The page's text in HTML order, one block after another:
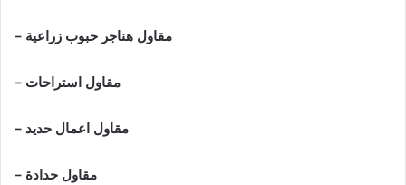
– مقاول هناجر حبوب زراعية
– مقاول استراحات
– مقاول اعمال حديد
– مقاول حدادة